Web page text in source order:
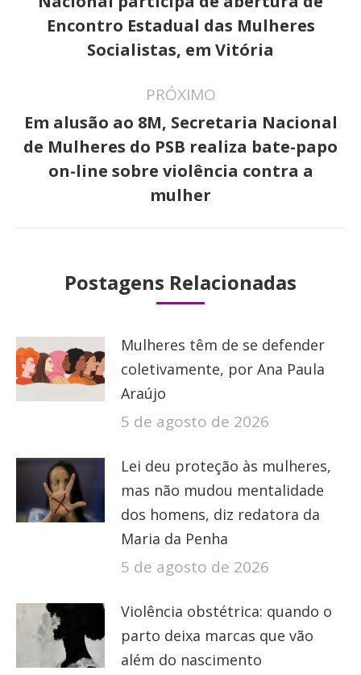
Post
anterior:
Encontro Estadual das Mulheres
Socialistas, em Vitória
PRÓXIMO
Próximo
post:
Em alusão ao 8M, Secretaria Nacional
de Mulheres do PSB realiza bate-papo
on-line sobre violência contra a
mulher
Postagens Relacionadas
Mulheres têm de se defender
coletivamente, por Ana Paula
Araújo
5 de agosto de 2026
Lei deu proteção às mulheres,
mas não mudou mentalidade
dos homens, diz redatora da
Maria da Penha
5 de agosto de 2026
Violência obstétrica: quando o
parto deixa marcas que vão
além do nascimento